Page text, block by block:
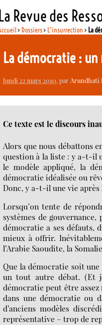
Revue des
> Dossiers> L’insurrection > La
La démocratie :
lundi 22 mars 2010, parArundhati
Ce texte est le discours
Alors que nous débattons
question à la liste : y a-t-il
le modèle appliqué, la
démocratie idéalisée ou
Donc, y a-t-il une vie après
Lorsqu’on tente de
systèmes de
démocratie a ses défauts,
mieux à offrir.
l’Arabie Saoudite, la
Que la démocratie soit
un tout autre débat. (Et
démocratie peut être assez
dans une démocratie ou
d’anciens modèles
représentative – trop de